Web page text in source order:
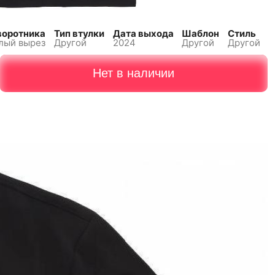
вырез
Тип втулки
Другой
Дата выхода
2024
Шаблон
Другой
Стиль
Другой
Нет в наличии